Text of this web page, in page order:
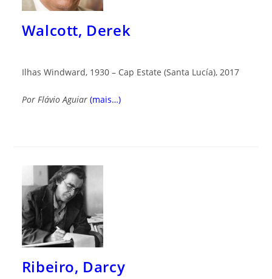
Walcott, Derek
Ilhas Windward, 1930 – Cap Estate (Santa Lucía), 2017
Por Flávio Aguiar (mais…)
Ribeiro, Darcy